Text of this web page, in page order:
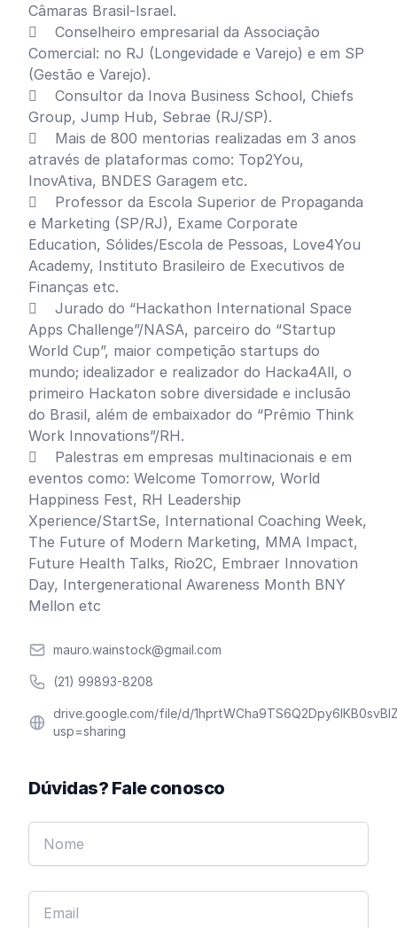
Câmaras Brasil-Israel.
 Conselheiro empresarial da Associação
Comercial: no RJ (Longevidade e Varejo) e em SP
(Gestão e Varejo).
 Consultor da Inova Business School, Chiefs
Group, Jump Hub, Sebrae (RJ/SP).
 Mais de 800 mentorias realizadas em 3 anos
através de plataformas como: Top2You,
InovAtiva, BNDES Garagem etc.
 Professor da Escola Superior de Propaganda
e Marketing (SP/RJ), Exame Corporate
Education, Sólides/Escola de Pessoas, Love4You
Academy, Instituto Brasileiro de Executivos de
Finanças etc.
 Jurado do “Hackathon International Space
Apps Challenge”/NASA, parceiro do “Startup
World Cup”, maior competição startups do
mundo; idealizador e realizador do Hacka4All, o
primeiro Hackaton sobre diversidade e inclusão
do Brasil, além de embaixador do “Prêmio Think
Work Innovations”/RH.
 Palestras em empresas multinacionais e em
eventos como: Welcome Tomorrow, World
Happiness Fest, RH Leadership
Xperience/StartSe, International Coaching Week,
The Future of Modern Marketing, MMA Impact,
Future Health Talks, Rio2C, Embraer Innovation
Day, Intergenerational Awareness Month BNY
Mellon etc
Emailmauro.wainstock@gmail.com
Telefone(21) 99893-8208
Websitedrive.google.com/file/d/
usp=sharing
Dúvidas? Fale conosco